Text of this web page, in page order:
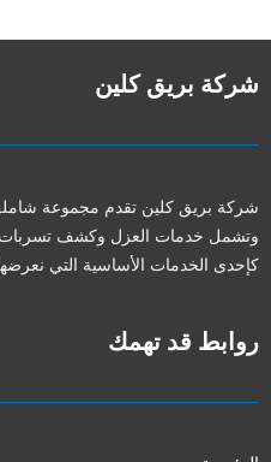
شركة بريق كلين
شركة بريق كلين تقدم مجموعة
وتشمل خدمات العزل وكشف تسربات
كإحدى الخدمات الأساسية التي
روابط قد تهمك